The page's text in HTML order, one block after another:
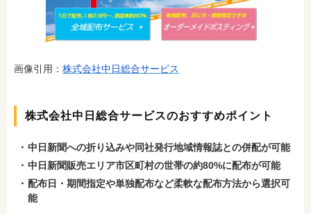
画像引用： 株式会社中日総合サービス
株式会社中日総合サービスのおすすめポイント
中日新聞への折り込みや同社発行地域情報誌との併配が可能
中日新聞販売エリア市区町村の世帯の約80%に配布が可能
配布日・期間指定や単独配布など柔軟な配布方法から選択可
能